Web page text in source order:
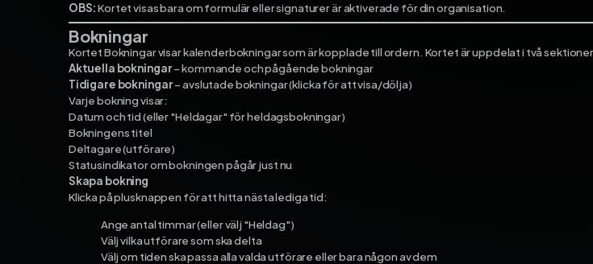
OBS:Kortet visas bara om formulär eller signaturer är aktiverade för din organisation.
Bokningar
Kortet Bokningar visar kalenderbokningar som är kopplade till ordern. Kortet är uppdelat i två
Aktuella bokningar– kommande och pågående bokningar
Tidigare bokningar– avslutade bokningar (klicka för att visa/dölja)
Varje bokning visar:
Datum och tid (eller "Heldagar" för heldagsbokningar)
Bokningens titel
Deltagare (utförare)
Statusindikator om bokningen pågår just nu
Skapa bokning
Klicka på plusknappen för att hitta nästa lediga tid:
Ange antal timmar (eller välj "Heldag")
Välj vilka utförare som ska delta
Välj om tiden ska passa alla valda utförare eller bara någon av dem